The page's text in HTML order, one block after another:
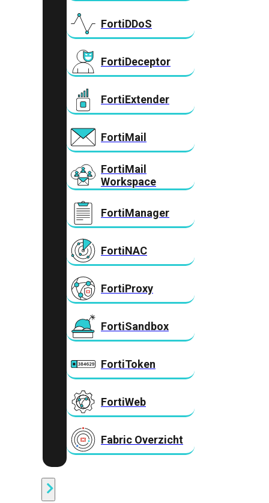
FortiDDoS
FortiDeceptor
FortiExtender
FortiMail
FortiMail
Workspace
FortiManager
FortiNAC
FortiProxy
FortiSandbox
FortiToken
FortiWeb
Fabric Overzicht